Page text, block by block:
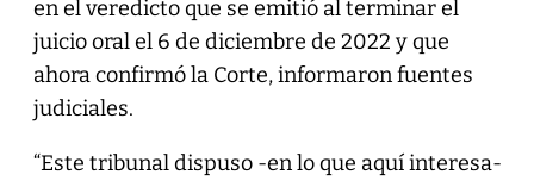
en el veredicto que se emitió al terminar el
juicio oral el 6 de diciembre de 2022 y que
ahora confirmó la Corte, informaron fuentes
judiciales.
“Este tribunal dispuso -en lo que aquí interesa-